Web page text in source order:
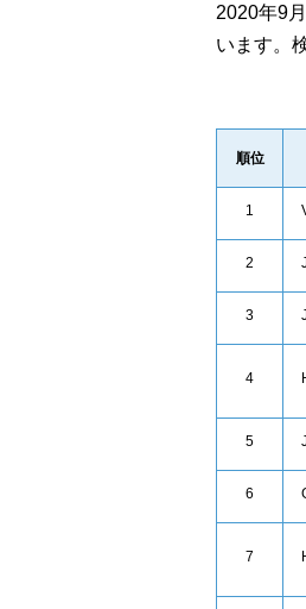
2020年9
います。
順位
1
2
3
4
5
6
7